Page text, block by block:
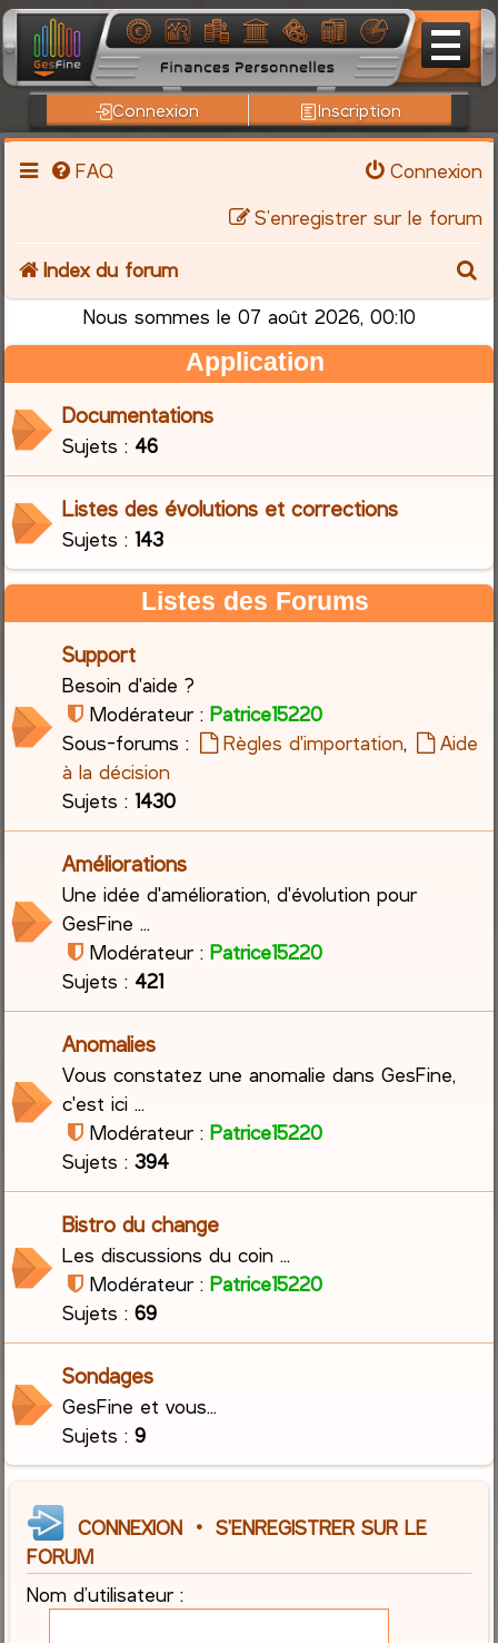
Connexion Inscription
FAQ
Connexion
S’enregistrer sur le forum
Index du forum
h
Nous sommes le 07 août 2026, 00:10
Application
Documentations
Sujets : 46
Listes des évolutions et corrections
Sujets :143
Listes des Forums
Support
Besoin d'aide ?
Modérateur : Patrice15220
Sous-forums :
Règles d'importation,
Aide
à la décision
Sujets :1430
Améliorations
Une idée d'amélioration, d'évolution pour
GesFine ...
Modérateur : Patrice15220
Sujets : 421
Anomalies
Vous constatez une anomalie dans GesFine,
c'est ici ...
Modérateur : Patrice15220
Sujets :394
Bistro du change
Les discussions du coin ...
Modérateur : Patrice15220
Sujets :69
Sondages
GesFine et vous...
Sujets :9
CONNEXION •S’ENREGISTRER SUR LE
FORUM
Nom d’utilisateur :